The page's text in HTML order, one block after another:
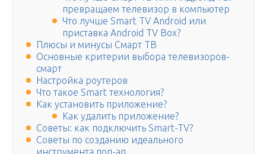
превращаем телевизор в компьютер
Что лучше Smart TV Android или
приставка Аndroid TV Box?
Плюсы и минусы Смарт ТВ
Основные критерии выбора телевизоров-
смарт
Настройка роутеров
Что такое Smart технология?
Как установить приложение?
Как удалить приложение?
Советы: как подключить Smart-TV?
Советы по созданию идеального
инструмента поп-ап